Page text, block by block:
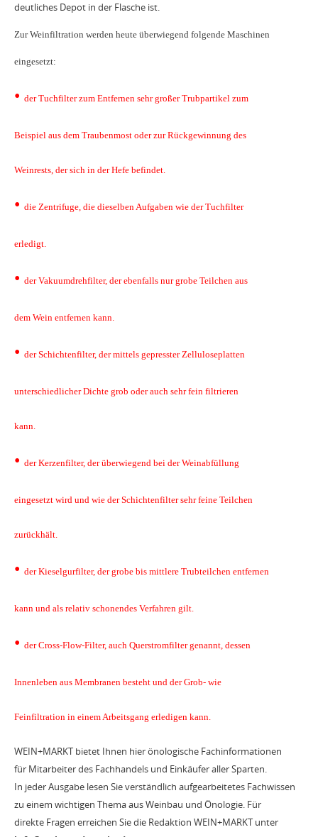
deutliches Depot in der Flasche ist.
Zur Weinfiltration werden heute überwiegend folgende Maschinen
eingesetzt:
• der Tuchfilter zum Entfernen sehr großer Trubpartikel zum
Beispiel aus dem Traubenmost oder zur Rückgewinnung des
Weinrests, der sich in der Hefe befindet.
• die Zentrifuge, die dieselben Aufgaben wie der Tuchfilter
erledigt.
• der Vakuumdrehfilter, der ebenfalls nur grobe Teilchen aus
dem Wein entfernen kann.
• der Schichtenfilter, der mittels gepresster Zelluloseplatten
unterschiedlicher Dichte grob oder auch sehr fein filtrieren
kann.
• der Kerzenfilter, der überwiegend bei der Weinabfüllung
eingesetzt wird und wie der Schichtenfilter sehr feine Teilchen
zurückhält.
• der Kieselgurfilter, der grobe bis mittlere Trubteilchen entfernen
kann und als relativ schonendes Verfahren gilt.
• der Cross-Flow-Filter, auch Querstromfilter genannt, dessen
Innenleben aus Membranen besteht und der Grob- wie
Feinfiltration in einem Arbeitsgang erledigen kann.
WEIN+MARKT bietet Ihnen hier önologische Fachinformationen
für Mitarbeiter des Fachhandels und Einkäufer aller Sparten.
In jeder Ausgabe lesen Sie verständlich aufgearbeitetes Fachwissen
zu einem wichtigen Thema aus Weinbau und Önologie. Für
direkte Fragen erreichen Sie die Redaktion WEIN+MARKT unter